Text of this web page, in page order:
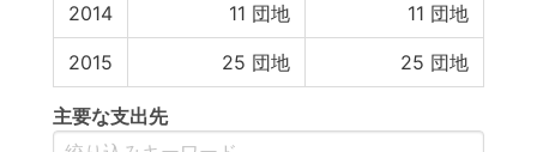
2014 11 団地 11 団地
2015 25 団地 25 団地
主要な支出先